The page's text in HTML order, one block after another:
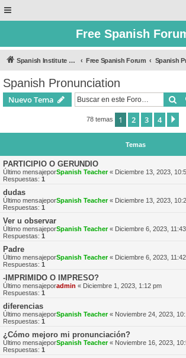
Free Spanish
Spanish Institute of Puebla Free Spanish Forum Spanish
Spanish Pronunciation
Nuevo Tema
78 temas 1 2 3 4
Temas
PARTICIPIO O GERUNDIO
Último mensajeporSpanish Teacher« Diciembre 13, 2023,
Respuestas: 1
dudas
Último mensajeporSpanish Teacher« Diciembre 13, 2023,
Respuestas: 1
Ver u observar
Último mensajeporSpanish Teacher« Diciembre 6, 2023,
Respuestas: 1
Padre
Último mensajeporSpanish Teacher« Diciembre 6, 2023,
Respuestas: 1
-IMPRIMIDO O IMPRESO?
Último mensajeporadmin « Diciembre 1, 2023, 1:12 pm
Respuestas: 1
diferencias
Último mensajeporSpanish Teacher« Noviembre 24, 2023,
Respuestas: 1
¿Cómo mejoro mi pronunciación?
Último mensajeporSpanish Teacher« Noviembre 16, 2023,
Respuestas: 1